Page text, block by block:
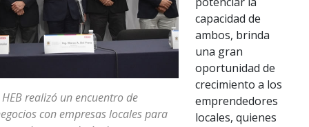
HEB realizó un encuentro de
con empresas locales para
capacidad de
ambos, brinda
una gran
oportunidad de
crecimiento a los
emprendedores
locales, quienes